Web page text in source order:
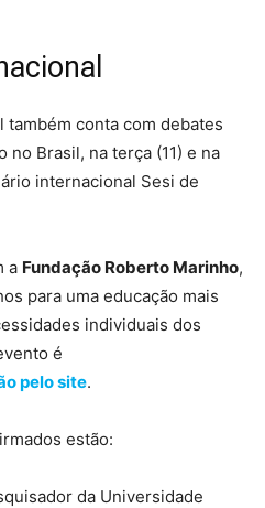
conta com debates
no Brasil, na terça (11) e na
internacional Sesi de
a Fundação Roberto Marinho,
para uma educação mais
individuais dos
é
pelo site.
estão:
da Universidade